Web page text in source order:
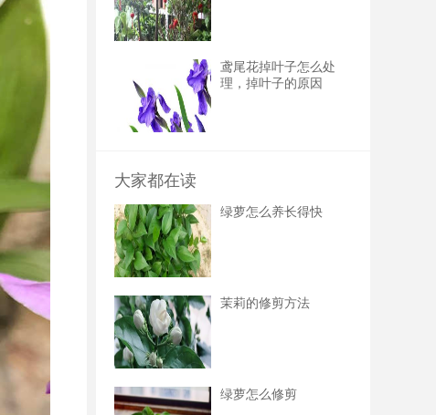
鸢尾花掉叶子怎么处
理，掉叶子的原因
大家都在读
绿萝怎么养长得快
茉莉的修剪方法
绿萝怎么修剪